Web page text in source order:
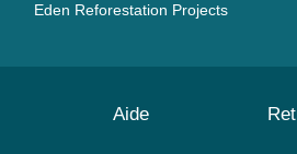
Eden Reforestation Projects
Aide